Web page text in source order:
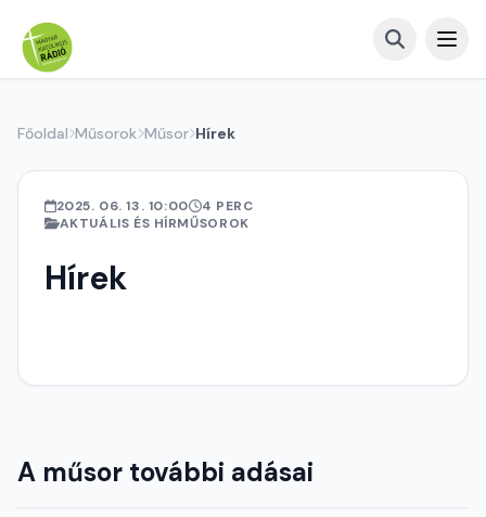
Főoldal Műsorok Műsor Hírek
2025. 06. 13. 10:00
4 PERC
AKTUÁLIS ÉS HÍRMŰSOROK
Hírek
A műsor további adásai